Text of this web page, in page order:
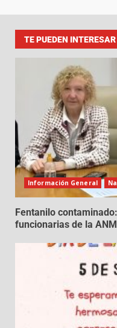
TE PUEDEN INTERESAR
Información General
Fentanilo
funcionarias de la